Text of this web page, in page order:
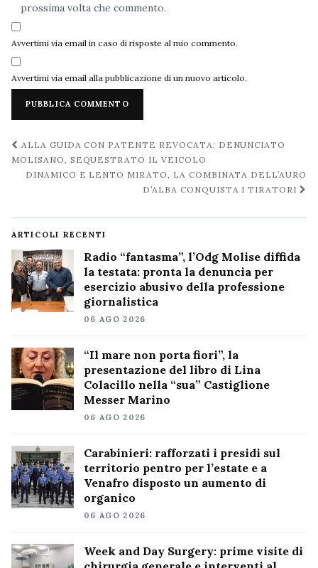
prossima volta che commento.
Avvertimi via email in caso di risposte al mio commento.
Avvertimi via email alla pubblicazione di un nuovo articolo.
Navigazione
post
ALLA GUIDA CON PATENTE REVOCATA: DENUNCIATO
MOLISANO, SEQUESTRATO IL VEICOLO
DINAMICO E LENTO MIRATO, LA COMBINATA DELL’AURO
D’ALBA CONQUISTA I TIRATORI
ARTICOLI RECENTI
Radio “fantasma”, l’Odg Molise diffida
la testata: pronta la denuncia per
esercizio abusivo della professione
giornalistica
06 AGO 2026
“Il mare non porta fiori”, la
presentazione del libro di Lina
Colacillo nella “sua” Castiglione
Messer Marino
06 AGO 2026
Carabinieri: rafforzati i presidi sul
territorio pentro per l’estate e a
Venafro disposto un aumento di
organico
06 AGO 2026
Week and Day Surgery: prime visite di